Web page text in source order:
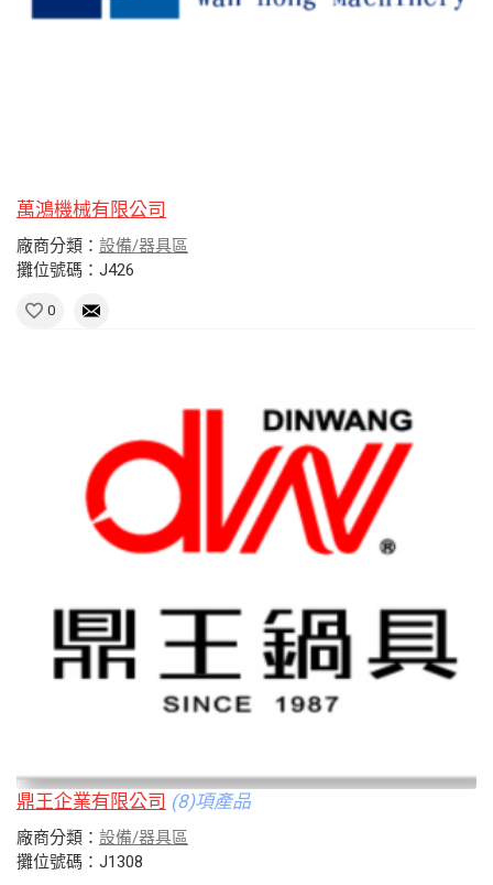
萬鴻機械有限公司
廠商分類： 設備/器具區
攤位號碼：J426
0
鼎王企業有限公司 (8)項產品
廠商分類： 設備/器具區
攤位號碼：J1308